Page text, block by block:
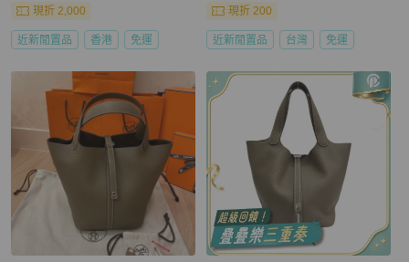
現折 2,000
近新閒置品 香港 免運
現折 200
近新閒置品 台灣 免運